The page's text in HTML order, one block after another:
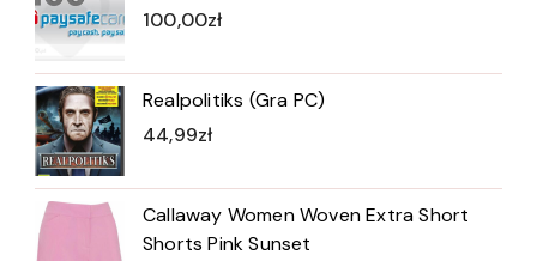
100,00zł
Realpolitiks (Gra PC)
44,99zł
Callaway Women Woven Extra Short
Shorts Pink Sunset